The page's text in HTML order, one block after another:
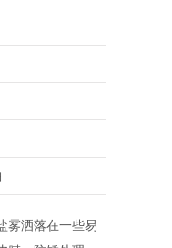
雾洒落在一些易